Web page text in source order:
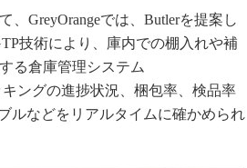
GreyOrangeでは、Butlerを提案し
技術により、庫内での棚入れや補
る倉庫管理システム
ングの進捗状況、梱包率、検品率
ルなどをリアルタイムに確かめられ